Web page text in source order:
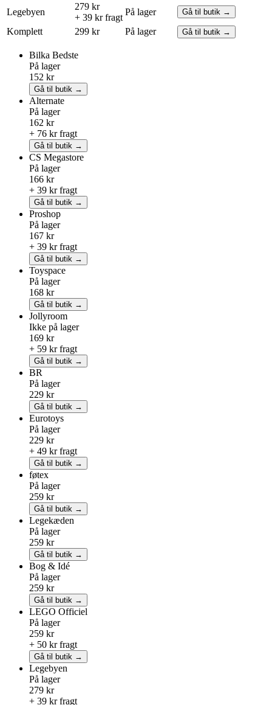
Legebyen
279 kr
+ 39 kr fragt
På lager Gå til butik →
Komplett 299 kr På lager Gå til butik →
Bilka Bedste
På lager
152 kr
Gå til butik →
Alternate
På lager
162 kr
+ 76 kr fragt
Gå til butik →
CS Megastore
På lager
166 kr
+ 39 kr fragt
Gå til butik →
Proshop
På lager
167 kr
+ 39 kr fragt
Gå til butik →
Toyspace
På lager
168 kr
Gå til butik →
Jollyroom
Ikke på lager
169 kr
+ 59 kr fragt
Gå til butik →
BR
På lager
229 kr
Gå til butik →
Eurotoys
På lager
229 kr
+ 49 kr fragt
Gå til butik →
føtex
På lager
259 kr
Gå til butik →
Legekæden
På lager
259 kr
Gå til butik →
Bog & Idé
På lager
259 kr
Gå til butik →
LEGO Officiel
På lager
259 kr
+ 50 kr fragt
Gå til butik →
Legebyen
På lager
279 kr
+ 39 kr fragt